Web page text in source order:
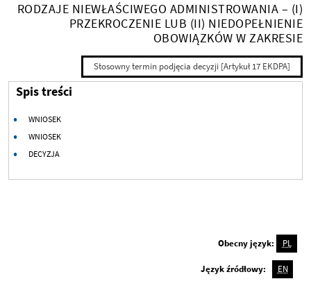
RODZAJE NIEWŁAŚCIWEGO ADMINISTROWANIA – (I)
PRZEKROCZENIE LUB (II) NIEDOPEŁNIENIE
OBOWIĄZKÓW W ZAKRESIE
Stosowny termin podjęcia decyzji [Artykuł 17 EKDPA]
Spis treści
WNIOSEK
WNIOSEK
DECYZJA
Obecny język: PL
Język źródłowy: EN